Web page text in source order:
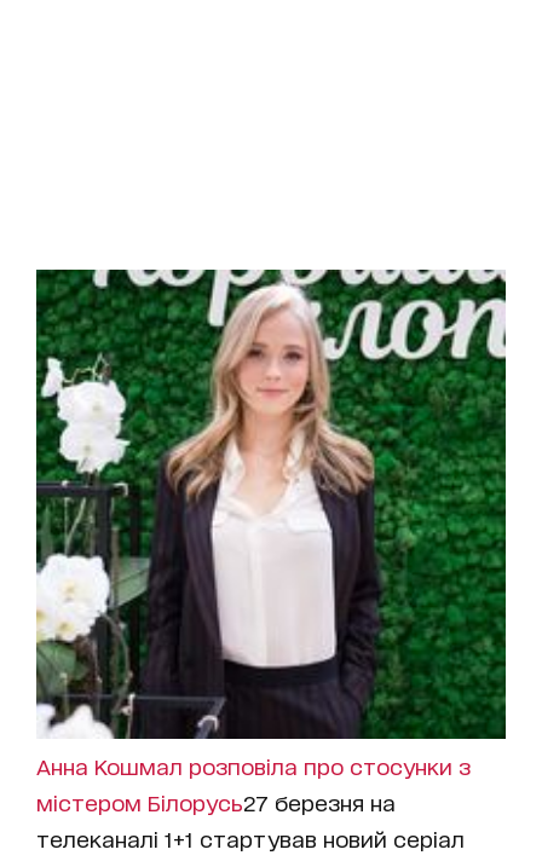
Анна Кошмал розповіла про стосунки з
містером Білорусь27 березня на
телеканалі 1+1 стартував новий серіал